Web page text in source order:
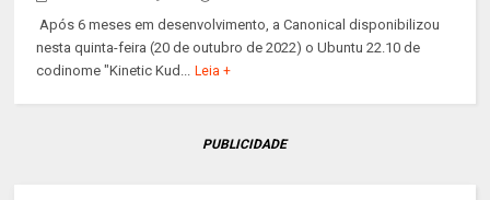
Após 6 meses em desenvolvimento, a Canonical disponibilizou
nesta quinta-feira (20 de outubro de 2022) o Ubuntu 22.10 de
codinome "Kinetic Kud... Leia +
PUBLICIDADE